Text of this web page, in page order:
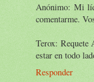
Anónimo: Mi
comentarme.
Terox: Requete
estar en todo
Responder